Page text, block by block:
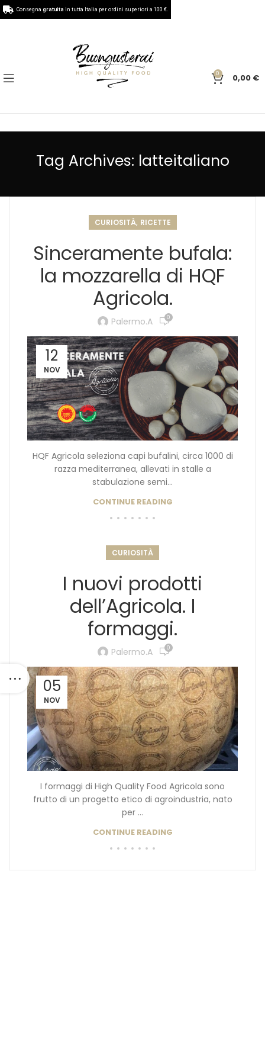
0 0,00 €
Tag Archives: latteitaliano
CURIOSITÀ, RICETTE
Sinceramente bufala:
la mozzarella di HQF
Agricola.
Palermo.a 0
12
NOV
HQF Agricola seleziona capi bufalini, circa 1000 di
razza mediterranea, allevati in stalle a
stabulazione semi...
CONTINUE READING
CURIOSITÀ
I nuovi prodotti
dell’Agricola. I
formaggi.
Palermo.a 0
05
NOV
I formaggi di High Quality Food Agricola sono
frutto di un progetto etico di agroindustria, nato
per ...
CONTINUE READING
Consegna gratuita in tutta Italia per ordini superiori a 100 €.